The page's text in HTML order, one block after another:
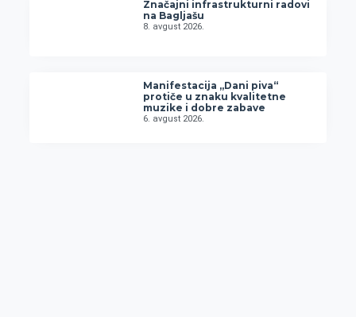
Značajni infrastrukturni radovi
na Bagljašu
8. avgust 2026.
Manifestacija „Dani piva“
protiče u znaku kvalitetne
muzike i dobre zabave
6. avgust 2026.